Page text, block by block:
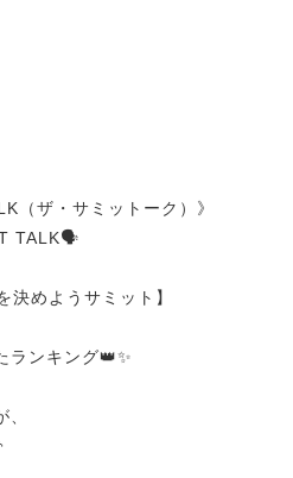
（ザ・サミットーク）》
TALK🗣️
めようサミット】
ランキング👑✨